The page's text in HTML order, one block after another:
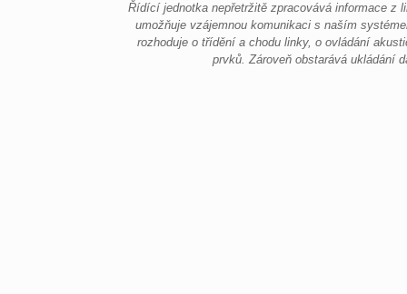
Řídící jednotka nepřetržitě zpracovává informace z
umožňuje vzájemnou komunikaci s naším
rozhoduje o třídění a chodu linky, o ovládání
prvků. Zároveň obstarává ukládání